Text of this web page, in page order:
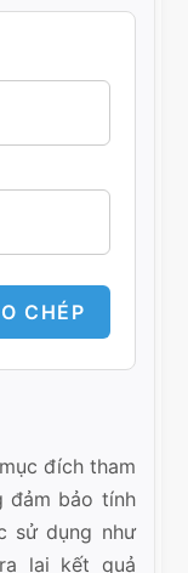
CHÉP
đích tham
đảm bảo tính
sử dụng như
lại kết quả